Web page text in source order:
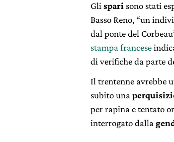
Glispari sono stati
Basso Reno, “un
dal ponte del
stampa francese
di verifiche da parte
Il trentenne avrebbe
subito una
per rapina e tentato
interrogato dalla